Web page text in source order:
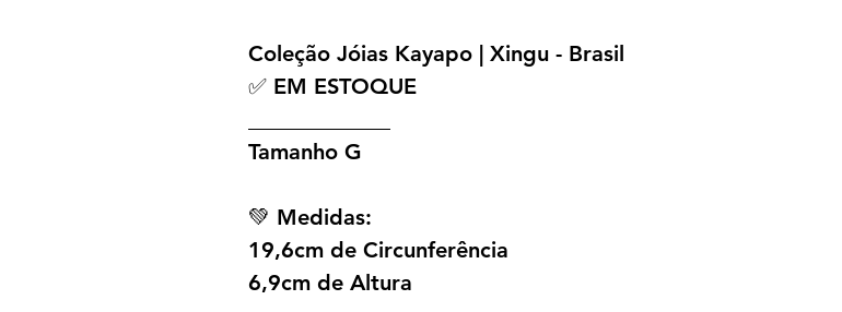
Coleção Jóias Kayapo | Xingu - Brasil
✅ EM ESTOQUE
Tamanho G
💚 Medidas:
19,6cm de Circunferência
6,9cm de Altura